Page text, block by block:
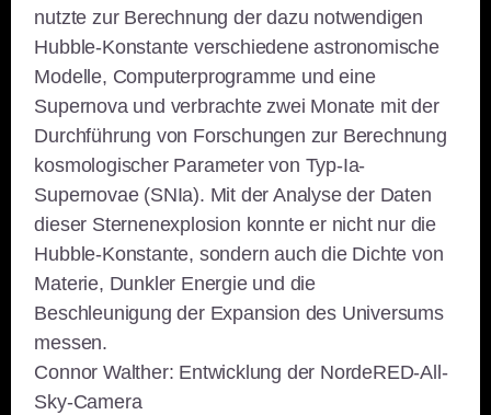
nutzte zur Berechnung der dazu notwendigen
Hubble-Konstante verschiedene astronomische
Modelle, Computerprogramme und eine
Supernova und verbrachte zwei Monate mit der
Durchführung von Forschungen zur Berechnung
kosmologischer Parameter von Typ-Ia-
Supernovae (SNIa). Mit der Analyse der Daten
dieser Sternenexplosion konnte er nicht nur die
Hubble-Konstante, sondern auch die Dichte von
Materie, Dunkler Energie und die
Beschleunigung der Expansion des Universums
messen.
Connor Walther: Entwicklung der NordeRED-All-
Sky-Camera